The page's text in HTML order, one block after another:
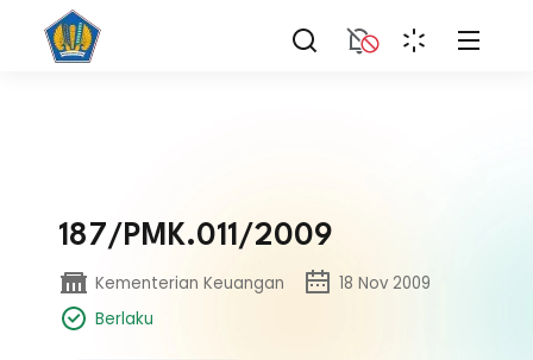
187/PMK.011/2009
Kementerian Keuangan
18 Nov 2009
Berlaku